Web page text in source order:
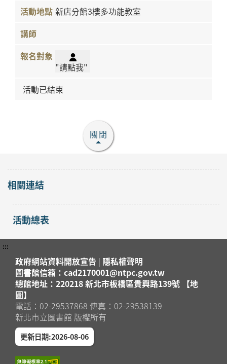
新店分館3樓多功能教室
"請點我"
活動已結束
關閉
相關連結
活動總表
:::
政府網站資料開放宣告 | 隱私權聲明
圖書館信箱：cad2170001@ntpc.gov.tw
總館地址：220218 新北市板橋區貴興路139號 【地
圖】
電話：02-29537868 傳真：02-29538139
新北市立圖書館 版權所有
更新日期:2026-08-06